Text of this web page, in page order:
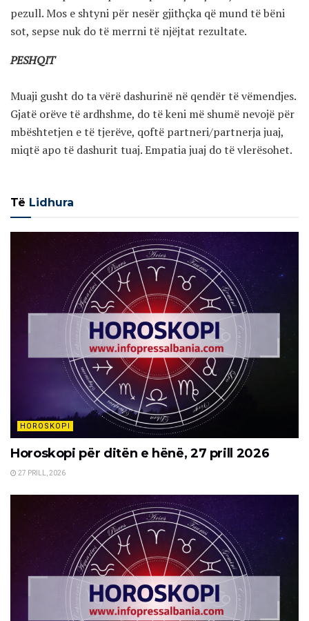
pezull. Mos e shtyni për nesër gjithçka që mund të bëni
sot, sepse nuk do të merrni të njëjtat rezultate.
PESHQIT
Muaji gusht do ta vërë dashurinë në qendër të vëmendjes.
Gjatë orëve të ardhshme, do të keni më shumë nevojë për
mbështetjen e të tjerëve, qoftë partneri/partnerja juaj,
miqtë apo të dashurit tuaj. Empatia juaj do të vlerësohet.
Të Lidhura
HOROSKOPI
Horoskopi për ditën e hënë, 27 prill 2026
27 PRILL, 2026